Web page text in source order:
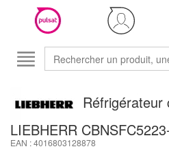
Réfrigérateur
LIEBHERR
EAN : 4016803128878